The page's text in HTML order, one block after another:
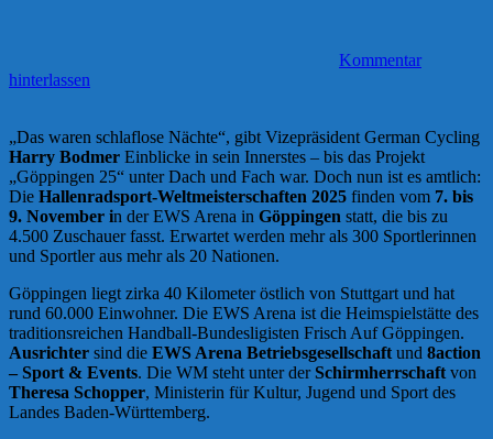
Kommentar
hinterlassen
„Das waren schlaflose Nächte“, gibt Vizepräsident German Cycling
Harry Bodmer Einblicke in sein Innerstes – bis das Projekt
„Göppingen 25“ unter Dach und Fach war. Doch nun ist es amtlich:
Die Hallenradsport-Weltmeisterschaften 2025 finden vom 7. bis
9. November in der EWS Arena in Göppingen statt, die bis zu
4.500 Zuschauer fasst. Erwartet werden mehr als 300 Sportlerinnen
und Sportler aus mehr als 20 Nationen.
Göppingen liegt zirka 40 Kilometer östlich von Stuttgart und hat
rund 60.000 Einwohner. Die EWS Arena ist die Heimspielstätte des
traditionsreichen Handball-Bundesligisten Frisch Auf Göppingen.
Ausrichter sind die EWS Arena Betriebsgesellschaftund 8action
– Sport & Events. Die WM steht unter derSchirmherrschaftvon
Theresa Schopper, Ministerin für Kultur, Jugend und Sport des
Landes Baden-Württemberg.